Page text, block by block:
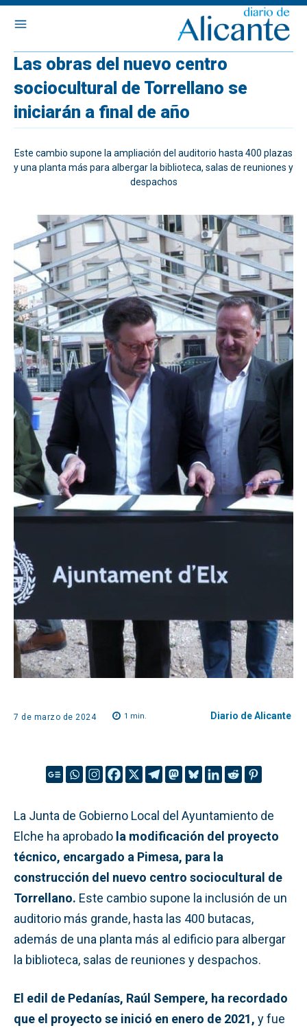
Las obras del nuevo centro
sociocultural de Torrellano se
iniciarán a final de año
Este cambio supone la ampliación del auditorio hasta 400 plazas
y una planta más para albergar la biblioteca, salas de reuniones y
despachos
7 de marzo de 2024 1 min. Diario de Alicante
La Junta de Gobierno Local del Ayuntamiento de
Elche ha aprobado la modificación del proyecto
técnico, encargado a Pimesa, para la
construcción del nuevo centro sociocultural de
Torrellano. Este cambio supone la inclusión de un
auditorio más grande, hasta las 400 butacas,
además de una planta más al edificio para albergar
la biblioteca, salas de reuniones y despachos.
El edil de Pedanías, Raúl Sempere, ha recordado
que el proyecto se inició en enero de 2021, y fue